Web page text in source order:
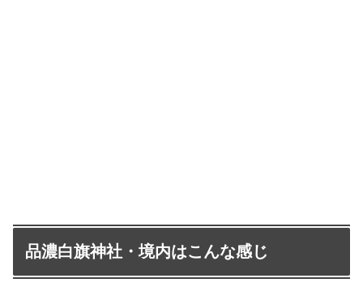
品濃白旗神社・境内はこんな感じ